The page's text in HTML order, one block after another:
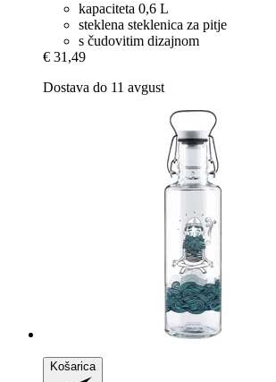
kapaciteta 0,6 L
steklena steklenica za pitje
s čudovitim dizajnom
€ 31,49
Dostava do 11 avgust
Košarica